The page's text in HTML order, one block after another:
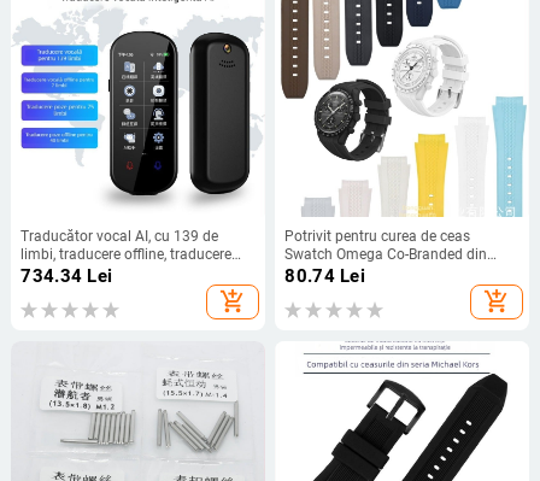
Traducător vocal AI, cu 139 de
limbi, traducere offline, traducere
din fotografii, ideal pentru
734.34 Lei
add_shopping_cart
Potrivit pentru curea de ceas
Swatch Omega Co-Branded din
silicon lichid, curbată originală,
80.74Lei
add_shopping_cart